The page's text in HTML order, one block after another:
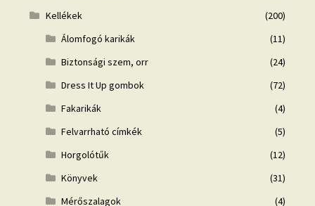
Kellékek
(200)
Álomfogó karikák
(11)
Biztonsági szem, orr
(24)
Dress It Up gombok
(72)
Fakarikák
(4)
Felvarrható címkék
(5)
Horgolótűk
(12)
Könyvek
(31)
Mérőszalagok
(4)